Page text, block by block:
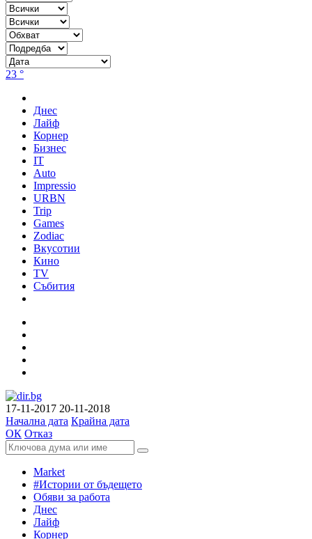
23 °
Днес
Лайф
Корнер
Бизнес
IT
Auto
Impressio
URBN
Trip
Games
Zodiac
Вкусотии
Кино
TV
Събития
17-11-2017 20-11-2018
Начална дата Крайна дата
ОК Отказ
Market
#Истории от бъдещето
Обяви за работа
Днес
Лайф
Корнер